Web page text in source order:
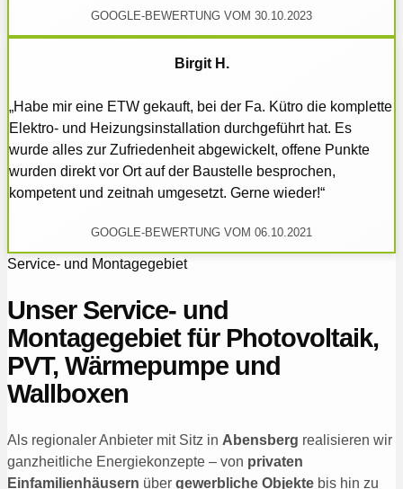
GOOGLE-BEWERTUNG VOM 30.10.2023
Birgit H.
„Habe mir eine ETW gekauft, bei der Fa. Kütro die komplette
Elektro- und Heizungsinstallation durchgeführt hat. Es
wurde alles zur Zufriedenheit abgewickelt, offene Punkte
wurden direkt vor Ort auf der Baustelle besprochen,
kompetent und zeitnah umgesetzt. Gerne wieder!“
GOOGLE-BEWERTUNG VOM 06.10.2021
Service- und Montagegebiet
Unser Service- und
Montagegebiet für Photovoltaik,
PVT, Wärmepumpe und
Wallboxen
Als regionaler Anbieter mit Sitz in Abensberg realisieren wir
ganzheitliche Energiekonzepte – von privaten
Einfamilienhäusern über gewerbliche Objekte bis hin zu